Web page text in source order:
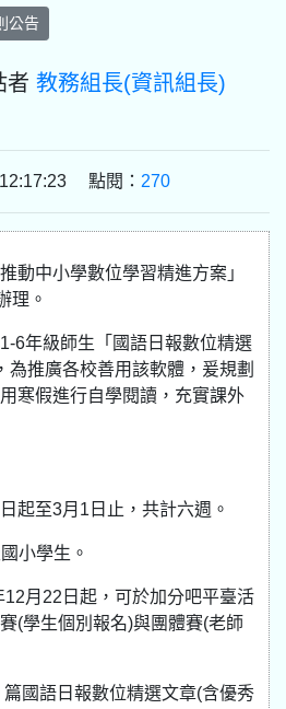
公告
者 教務組長(資訊組長)
點閱： 270
動中小學數位學習精進方案」
理。
6年級師生「國語日報數位精選
為推廣各校善用該軟體，爰規劃
寒假進行自學閱讀，充實課外
起至3月1日止，共計六週。
小學生。
月22日起，可於加分吧平臺活
(學生個別報名)與團體賽(老師
國語日報數位精選文章(含優秀